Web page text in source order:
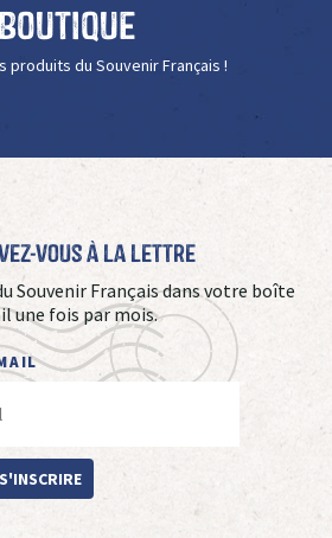
Boutique
produits du Souvenir Français !
vous à La Lettre
Souvenir Français dans votre boîte
une fois par mois.
S'INSCRIRE